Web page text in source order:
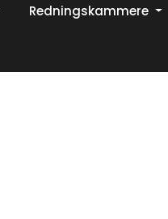
brann og sikkerhetsløsninger!
Redningskammere